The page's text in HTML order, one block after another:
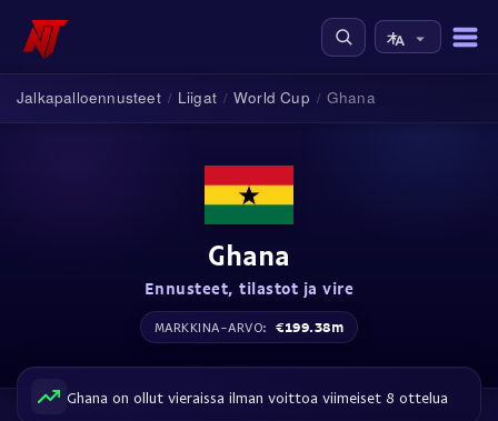
Jalkapalloennusteet / Liigat / World Cup / Ghana
Ghana
Ennusteet, tilastot ja vire
MARKKINA-ARVO: €199.38m
Ghana on ollut vieraissa ilman voittoa viimeiset 8 ottelua